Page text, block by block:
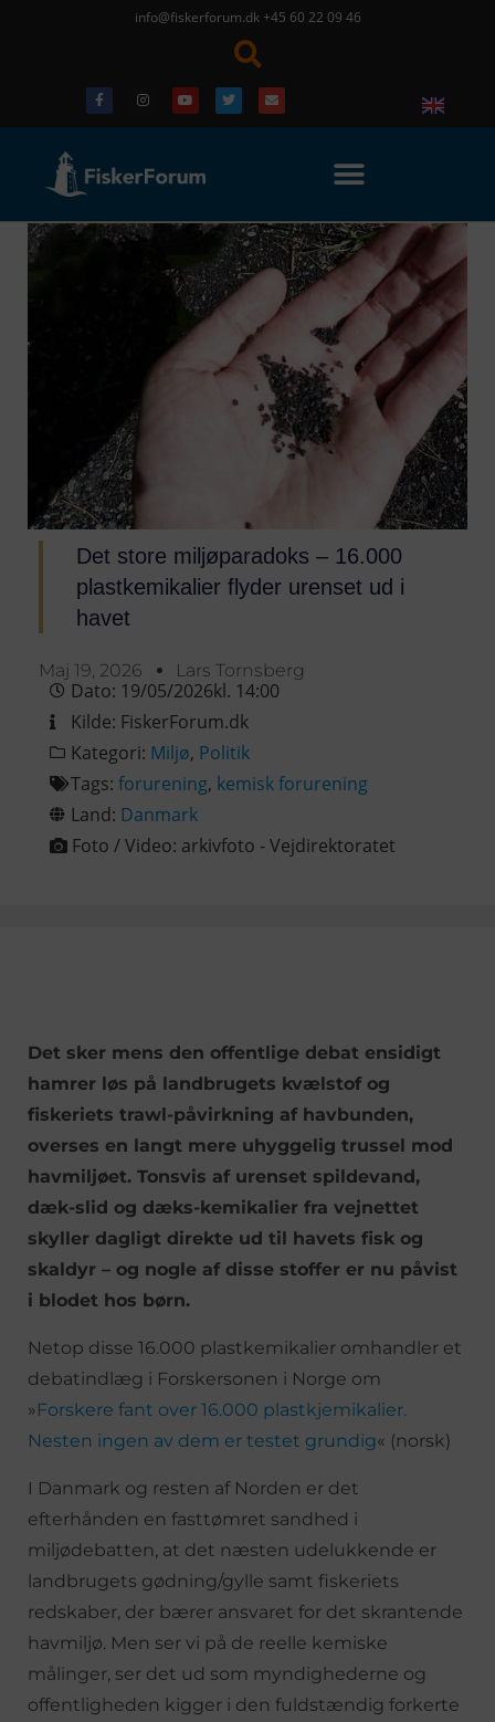
info@fiskerforum.dk +45 60 22 09 46
Det store miljøparadoks – 16.000
plastkemikalier flyder urenset ud i
havet
Maj 19, 2026 Lars Tornsberg
Dato: 19/05/2026kl. 14:00
Kilde: FiskerForum.dk
Kategori: Miljø, Politik
Tags: forurening, kemisk forurening
Land: Danmark
Foto / Video: arkivfoto - Vejdirektoratet
Det sker mens den offentlige debat ensidigt
hamrer løs på landbrugets kvælstof og
fiskeriets trawl-påvirkning af havbunden,
overses en langt mere uhyggelig trussel mod
havmiljøet. Tonsvis af urenset spildevand,
dæk-slid og dæks-kemikalier fra vejnettet
skyller dagligt direkte ud til havets fisk og
skaldyr – og nogle af disse stoffer er nu påvist
i blodet hos børn.
Netop disse 16.000 plastkemikalier omhandler et
debatindlæg i Forskersonen i Norge om
»Forskere fant over 16.000 plast­kjemikalier.
Nesten ingen av dem er testet grundig« (norsk)
I Danmark og resten af Norden er det
efterhånden en fasttømret sandhed i
miljødebatten, at det næsten udelukkende er
landbrugets gødning/gylle samt fiskeriets
redskaber, der bærer ansvaret for det skrantende
havmiljø. Men ser vi på de reelle kemiske
målinger, ser det ud som myndighederne og
offentligheden kigger i den fuldstændig forkerte